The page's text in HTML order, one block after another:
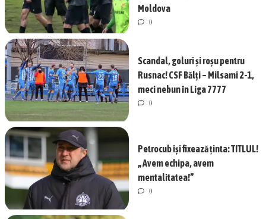
Moldova
0
Scandal, goluri și roșu pentru
Rusnac! CSF Bălți – Milsami 2-1,
meci nebun în Liga 7777
0
Petrocub își fixează ținta: TITLUL!
„Avem echipa, avem
mentalitatea!”
0